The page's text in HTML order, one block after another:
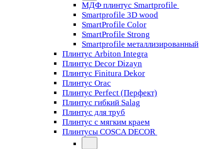
МДФ плинтус Smartprofile
Smartprofile 3D wood
SmartProfile Color
SmartProfile Strong
Smartprofile металлизированный
Плинтус Arbiton Integra
Плинтус Decor Dizayn
Плинтус Finitura Dekor
Плинтус Orac
Плинтус Perfect (Перфект)
Плинтус гибкий Salag
Плинтус для труб
Плинтус с мягким краем
Плинтусы COSCA DECOR